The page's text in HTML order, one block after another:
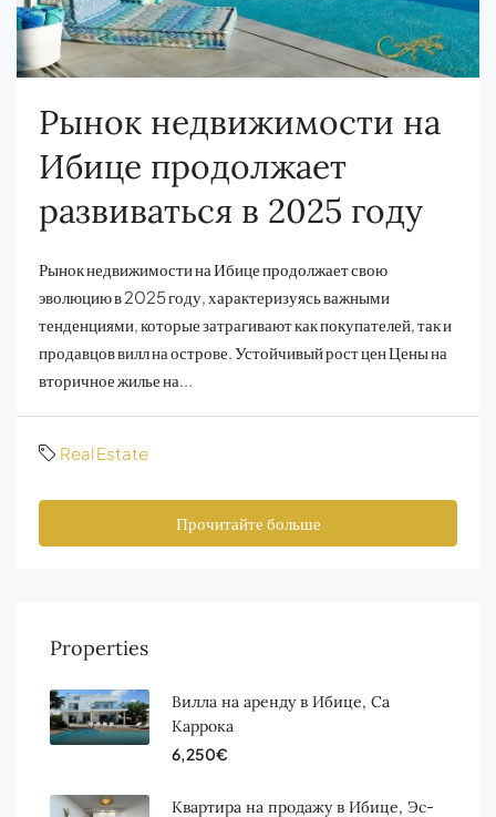
Рынок недвижимости на
Ибице продолжает
развиваться в 2025 году
Рынок недвижимости на Ибице продолжает свою
эволюцию в 2025 году, характеризуясь важными
тенденциями, которые затрагивают как покупателей, так и
продавцов вилл на острове. Устойчивый рост цен Цены на
вторичное жилье на...
Real Estate
Прочитайте больше
Properties
Вилла на аренду в Ибице, Са
Каррока
6,250€
Квартира на продажу в Ибице, Эс-